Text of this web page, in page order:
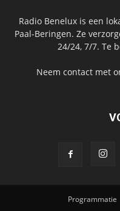
Radio Benelux is een
Paal-Beringen. Ze
24/24, 7/7. Te
Neem contact met
Programmatie